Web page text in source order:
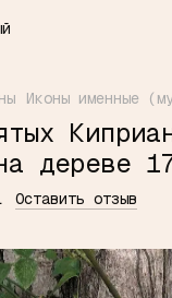
Иконы именные
дереве
Оставить отзыв